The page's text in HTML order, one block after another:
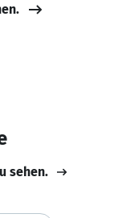
sehen.